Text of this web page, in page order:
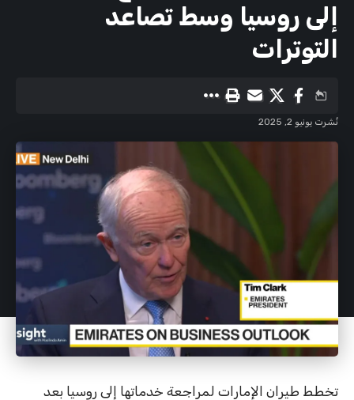
إلى روسيا وسط تصاعد
التوترات
نُشرت يونيو 2, 2025
تخطط طيران الإمارات لمراجعة خدماتها إلى روسيا بعد